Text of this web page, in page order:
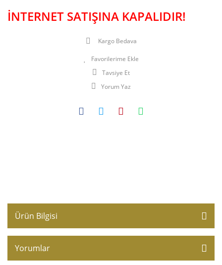
İNTERNET SATIŞINA KAPALIDIR!
Kargo Bedava
Tavsiye Et
Yorum Yaz
Ürün Bilgisi
Yorumlar